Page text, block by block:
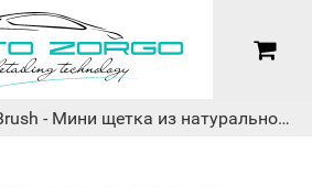
Mini Brush - Мини щетка из натурального ворса Shine Systems, 1шт